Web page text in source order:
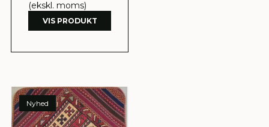
(ekskl. moms)
VIS PRODUKT
Nyhed